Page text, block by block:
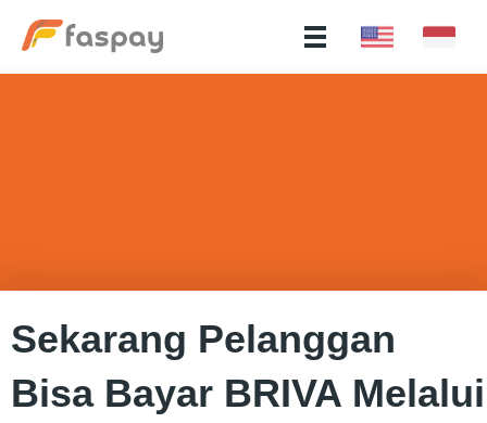
Sekarang Pelanggan
Bisa Bayar BRIVA Melalui